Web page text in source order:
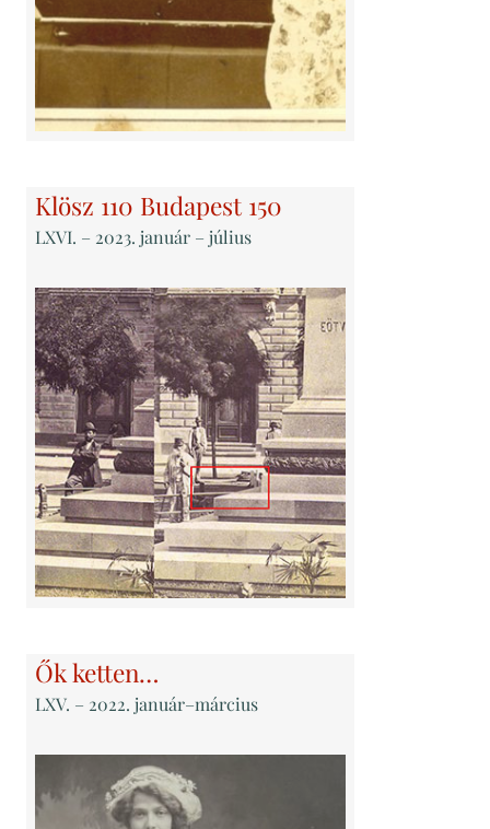
Klösz 110 Budapest 150
LXVI. – 2023. január – július
Ők ketten…
LXV. – 2022. január–március